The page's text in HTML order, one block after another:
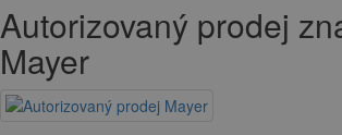
Autorizovaný prodej
Mayer